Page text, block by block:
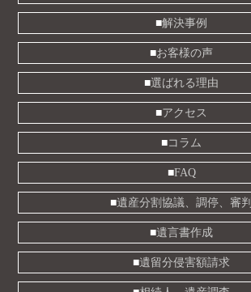
解決事例
お客様の声
選ばれる理由
アクセス
コラム
FAQ
遺産分割協議、調停、審判
遺言書作成
遺留分侵害額請求